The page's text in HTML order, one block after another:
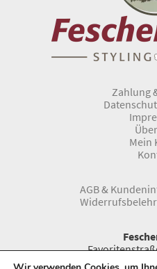
Zahlung
Mein
AGB &
Telefon: